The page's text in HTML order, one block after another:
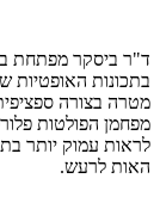
ד"ר ביסקר מפתחת ב
בתכונות האופטיות
מטרה בצורה
מפחמן הפולטות
לראות עמוק יותר
האות לרעש.